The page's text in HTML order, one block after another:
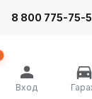
8 800 775-75-
Вход